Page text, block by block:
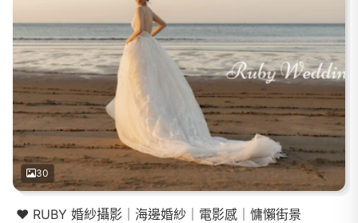
30
❤️ RUBY 婚紗攝影｜海邊婚紗｜電影感｜慵懶街景